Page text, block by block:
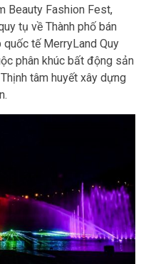
Beauty Fashion Fest,
tụ về Thành phố bán
tế MerryLand Quy
phân khúc bất động sản
tâm huyết xây dựng